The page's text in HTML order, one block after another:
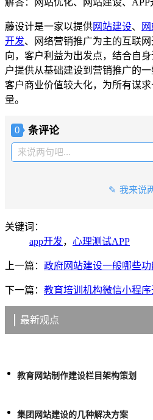
藤设计是一家以提供网站建设、
开发、网络营销推广为主的互联
向，客户利益为出发点，结合自
户提供从基础建设到营销推广的
客户商业价值较大化，为所有谋
量。
0 条评论
来说两句吧...
我来说
关键词：
app开发， 心理测试APP
上一篇： 政府网站建设一般哪些功
下一篇： 教育培训机构微信小程
最新观点
教育网站制作建设栏目架构策划
集团网站建设的几种解决方案